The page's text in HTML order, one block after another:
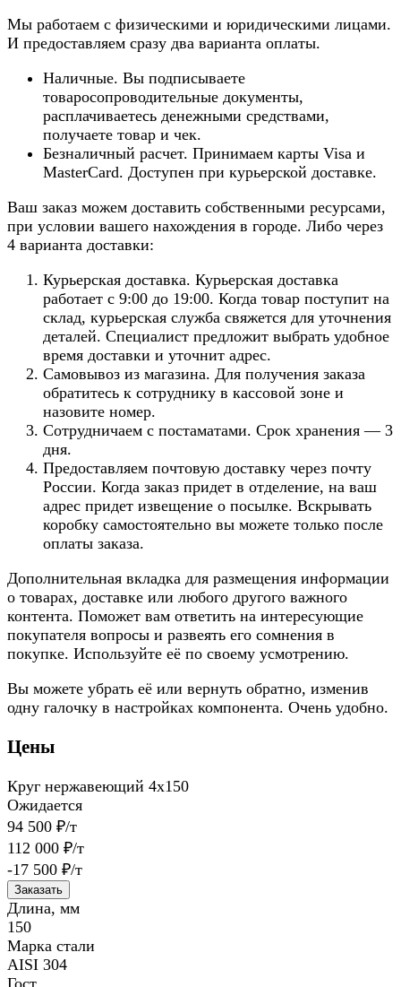
Мы работаем с физическими и юридическими лицами.
И предоставляем сразу два варианта оплаты.
Наличные. Вы подписываете
товаросопроводительные документы,
расплачиваетесь денежными средствами,
получаете товар и чек.
Безналичный расчет. Принимаем карты Visa и
MasterCard. Доступен при курьерской доставке.
Ваш заказ можем доставить собственными ресурсами,
при условии вашего нахождения в городе. Либо через
4 варианта доставки:
Курьерская доставка. Курьерская доставка
работает с 9:00 до 19:00. Когда товар поступит на
склад, курьерская служба свяжется для уточнения
деталей. Специалист предложит выбрать удобное
время доставки и уточнит адрес.
Самовывоз из магазина. Для получения заказа
обратитесь к сотруднику в кассовой зоне и
назовите номер.
Сотрудничаем с постаматами. Срок хранения — 3
дня.
Предоставляем почтовую доставку через почту
России. Когда заказ придет в отделение, на ваш
адрес придет извещение о посылке. Вскрывать
коробку самостоятельно вы можете только после
оплаты заказа.
Дополнительная вкладка для размещения информации
о товарах, доставке или любого другого важного
контента. Поможет вам ответить на интересующие
покупателя вопросы и развеять его сомнения в
покупке. Используйте её по своему усмотрению.
Вы можете убрать её или вернуть обратно, изменив
одну галочку в настройках компонента. Очень удобно.
Цены
Круг нержавеющий 4х150
Ожидается
94 500 ₽/т
112 000 ₽/т
-17 500 ₽/т
Заказать
Длина, мм
150
Марка стали
AISI 304